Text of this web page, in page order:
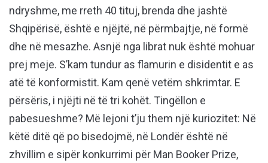
ndryshme, me rreth 40 tituj, brenda dhe jashtë
Shqipërisë, është e njëjtë, në përmbajtje, në formë
dhe në mesazhe. Asnjë nga librat nuk është mohuar
prej meje. S’kam tundur as flamurin e disidentit e as
atë të konformistit. Kam qenë vetëm shkrimtar. E
përsëris, i njëjti në të tri kohët. Tingëllon e
pabesueshme? Më lejoni t’ju them një kuriozitet: Në
këtë ditë që po bisedojmë, në Londër është në
zhvillim e sipër konkurrimi për Man Booker Prize,